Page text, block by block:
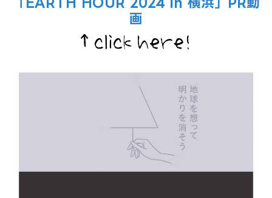
画